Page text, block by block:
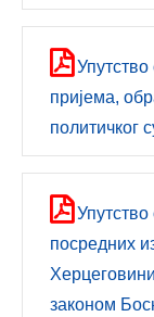
пријема,
политичког
посредних
законом